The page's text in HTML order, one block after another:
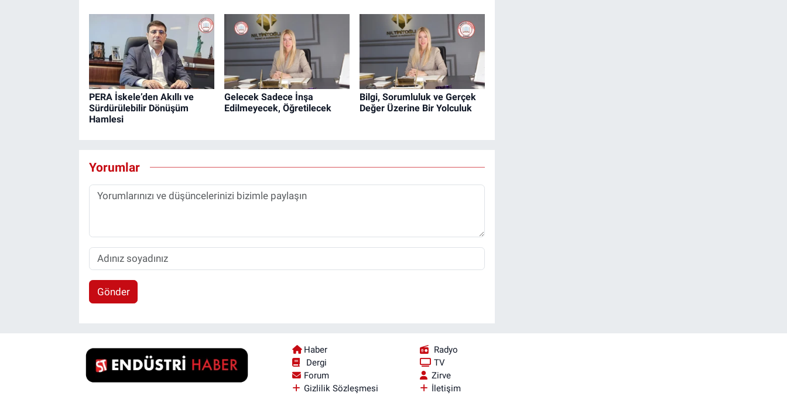
PERA İskele’den Akıllı ve
Sürdürülebilir Dönüşüm
Hamlesi
Gelecek Sadece İnşa
Edilmeyecek, Öğretilecek
Bilgi, Sorumluluk ve Gerçek
Değer Üzerine Bir Yolculuk
Yorumlar
Gönder
Haber
Radyo
Dergi
TV
Forum
Zirve
Gizlilik Sözleşmesi
İletişim